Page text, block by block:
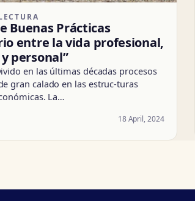
Buenas Prácticas
entre la vida profesional,
personal”
en las últimas décadas procesos
gran calado en las estruc-turas
La…
18 April, 2024